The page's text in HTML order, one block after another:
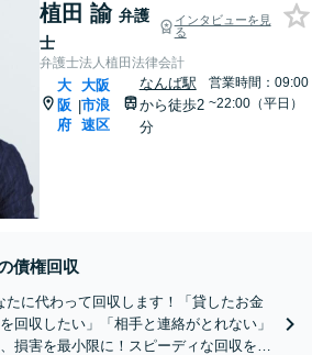
植田 諭 弁護
士
インタビューを見
る
弁護士法人植田法律会計
大
阪
府
|
大阪
市浪
速区
なんば駅
から徒歩2
分
営業時間：09:00
~22:00（平日）
債権回収
たに代わって回収します！「貸したお金
回収したい」「相手と連絡がとれない」
損害を最小限に！スピーディな回収を目